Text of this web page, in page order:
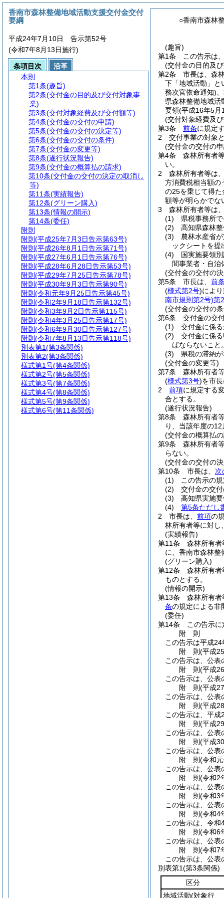
○香南市森林
(趣旨)
第1条
この告示は
(交付金の目的及
第2条
市長は、森
下「地域活動」と
務次官依命通知)
県森林整備地域活
要領(平成16年5月
(交付対象経費及
第3条
前条に規定
2
交付事業の対象
(交付金の交付の
第4条
森林所有者
い。
2
森林所有者等は
方消費税相当額の
の25を乗じて得
額等が明らかでな
3
森林所有者等は
(1)
県税事務所
(2)
高知県森林
(3)
農林水産省
ックシートを提
(4)
国実施要領
間事業者・自治
(交付金の交付の
第5条
市長は、 前
(様式第2号)によ
南市規則第2号)第
(交付金の交付の
第6条
交付金の交
(1)
交付金に係
(2)
交付金に係
ばならないこと
(3)
県税の滞納
(交付金の変更等)
第7条
森林所有者
(様式第3号)を市
2
前項に規定する
合とする。
(遂行状況報告)
第8条
森林所有者
り、当該年度の
(交付金の概算払
第9条
森林所有者
らない。
(交付金の交付の
第10条
市長は、 次
(1)
この告示の
(2)
交付金の交
(3)
高知県実施
(4)
第5条ただし
2
市長は、 前項の
林所有者等に対し
(実績報告)
第11条
森林所有
に、香南市森林整
(グリーン購入)
第12条
森林所有者
ものとする。
(情報の開示)
第13条
森林所有者
条の規定による非
(委任)
第14条
この告示
附 則
この告示は平成
附 則(平成
この告示は、公
附 則(平成
この告示は、公
附 則(平成
この告示は、公
附 則(平成
この告示は、平
附 則(平成
この告示は、公
附 則(平成
この告示は、公
附 則(令和
この告示は、公
附 則(令和2
この告示は、公
附 則(令和3
この告示は、公
附 則(令和4
この告示は、令
附 則(令和6
この告示は、公
附 則(令和7
この告示は、公
別表第1(第3条関係)
区分
地域活動(対象行
香南市森林整備地域活動支援交付金交付
要綱
平成24年7月10日 告示第52号
(令和7年8月13日施行)
条項目次
沿革
本則
第1条(趣旨)
第2条(交付金の目的及び交付対象事
業)
第3条(交付対象経費及び交付額等)
第4条(交付金の交付の申請)
第5条(交付金の交付の決定等)
第6条(交付金の交付の条件)
第7条(交付金の変更等)
第8条(遂行状況報告)
第9条(交付金の概算払の請求)
第10条(交付金の交付の決定の取消し
等)
第11条(実績報告)
第12条(グリーン購入)
第13条(情報の開示)
第14条(委任)
附則
附則 (平成25年7月3日告示第63号)
附則 (平成26年8月1日告示第71号)
附則 (平成27年6月1日告示第76号)
附則 (平成28年6月28日告示第53号)
附則 (平成29年7月25日告示第78号)
附則 (平成30年9月3日告示第90号)
附則 (令和元年9月25日告示第45号)
附則 (令和2年9月18日告示第132号)
附則 (令和3年9月2日告示第115号)
附則 (令和4年3月25日告示第17号)
附則 (令和6年9月30日告示第127号)
附則 (令和7年8月13日告示第118号)
別表第1(第3条関係)
別表第2(第3条関係)
様式第1号(第4条関係)
様式第2号(第5条関係)
様式第3号(第7条関係)
様式第4号(第8条関係)
様式第5号(第9条関係)
様式第6号(第11条関係)